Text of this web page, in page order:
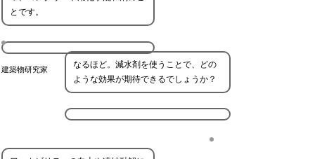
とです。
建築物研究家
なるほど。減水剤を使うことで、どの
ような効果が期待できるでしょうか？